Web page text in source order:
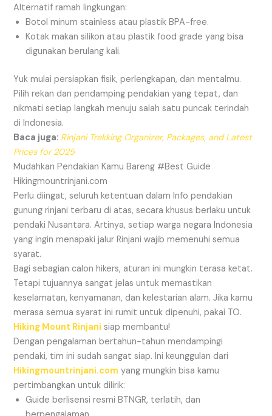
Alternatif ramah lingkungan:
Botol minum stainless atau plastik BPA-free.
Kotak makan silikon atau plastik food grade yang bisa
digunakan berulang kali.
Yuk mulai persiapkan fisik, perlengkapan, dan mentalmu.
Pilih rekan dan pendamping pendakian yang tepat, dan
nikmati setiap langkah menuju salah satu puncak terindah
di Indonesia.
Baca juga: Rinjani Trekking Organizer, Packages, and Latest
Prices for 2025
Mudahkan Pendakian Kamu Bareng #Best Guide
Hikingmountrinjani.com
Perlu diingat, seluruh ketentuan dalam Info pendakian
gunung rinjani terbaru di atas, secara khusus berlaku untuk
pendaki Nusantara. Artinya, setiap warga negara Indonesia
yang ingin menapaki jalur Rinjani wajib memenuhi semua
syarat.
Bagi sebagian calon hikers, aturan ini mungkin terasa ketat.
Tetapi tujuannya sangat jelas untuk memastikan
keselamatan, kenyamanan, dan kelestarian alam. Jika kamu
merasa semua syarat ini rumit untuk dipenuhi, pakai TO.
Hiking Mount Rinjani siap membantu!
Dengan pengalaman bertahun-tahun mendampingi
pendaki, tim ini sudah sangat siap. Ini keunggulan dari
Hikingmountrinjani.com yang mungkin bisa kamu
pertimbangkan untuk dilirik:
Guide berlisensi resmi BTNGR, terlatih, dan